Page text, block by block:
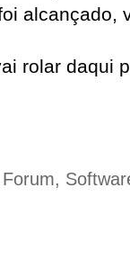
alcançado,
rolar daqui
Forum,